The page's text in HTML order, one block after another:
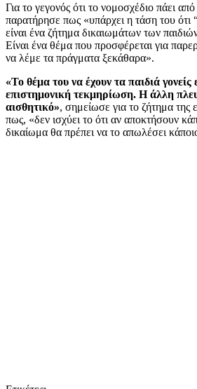
Για το γεγονός ότι το νομοσχέδιο πάει
παρατήρησε πως «υπάρχει η τάση του ότι
είναι ένα ζήτημα δικαιωμάτων των
Είναι ένα θέμα που προσφέρεται για
να λέμε τα πράγματα ξεκάθαρα».
«Το θέμα του να έχουν τα παιδιά γονείς
επιστημονική τεκμηρίωση. Η άλλη
αισθητικό», σημείωσε για το ζήτημα της
πως, «δεν ισχύει το ότι αν αποκτήσουν
δικαίωμα θα πρέπει να το απωλέσει